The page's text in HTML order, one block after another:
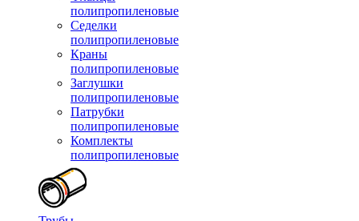
полипропиленовые
Седелки
полипропиленовые
Краны
полипропиленовые
Заглушки
полипропиленовые
Патрубки
полипропиленовые
Комплекты
полипропиленовые